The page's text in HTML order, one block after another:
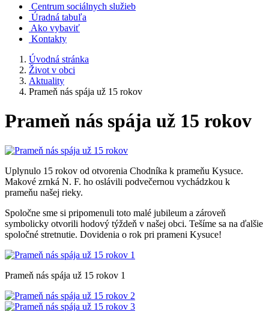
Centrum sociálnych služieb
Úradná tabuľa
Ako vybaviť
Kontakty
Úvodná stránka
Život v obci
Aktuality
Prameň nás spája už 15 rokov
Prameň nás spája už 15 rokov
Uplynulo 15 rokov od otvorenia Chodníka k prameňu Kysuce.
Makové zrnká N. F. ho oslávili podvečernou vychádzkou k
prameňu našej rieky.
Spoločne sme si pripomenuli toto malé jubileum a zároveň
symbolicky otvorili hodový týždeň v našej obci. Tešíme sa na ďalšie
spoločné stretnutie. Dovidenia o rok pri prameni Kysuce!
Prameň nás spája už 15 rokov 1